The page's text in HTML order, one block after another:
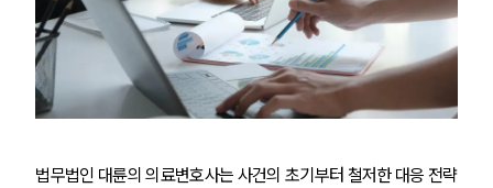
법무법인 대륜의 의료변호사는 사건의 초기부터 철저한 대응 전략